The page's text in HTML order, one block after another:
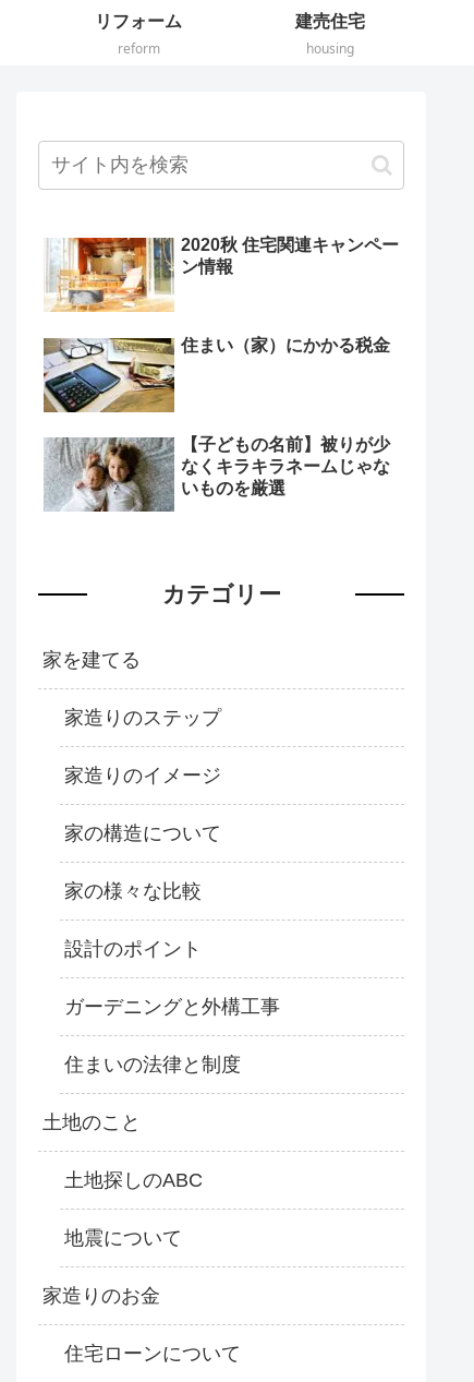
リフォーム
reform
建売住宅
housing
2020秋 住宅関連キャンペー
ン情報
住まい（家）にかかる税金
【子どもの名前】被りが少
なくキラキラネームじゃな
いものを厳選
カテゴリー
家を建てる
家造りのステップ
家造りのイメージ
家の構造について
家の様々な比較
設計のポイント
ガーデニングと外構工事
住まいの法律と制度
土地のこと
土地探しのABC
地震について
家造りのお金
住宅ローンについて